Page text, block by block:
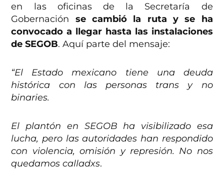
en las oficinas de la Secretaría de
Gobernación se cambió la ruta y se ha
convocado a llegar hasta las instalaciones
de SEGOB. Aquí parte del mensaje:
“El Estado mexicano tiene una deuda
histórica con las personas trans y no
binaries.
El plantón en SEGOB ha visibilizado esa
lucha, pero las autoridades han respondido
con violencia, omisión y represión. No nos
quedamos calladxs.